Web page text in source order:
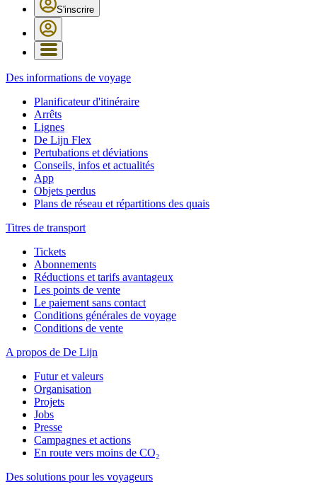
S'inscrire
Des informations de voyage
Planificateur d'itinéraire
Arrêts
Lignes
De Lijn Flex
Pertubations et déviations
Conseils, infos et actualités
App
Objets perdus
Plans de réseau et répartitions des quais
Titres de transport
Tickets
Abonnements
Réductions et tarifs avantageux
Les points de vente
Le paiement sans contact
Conditions générales de voyage
Conditions de vente
A propos de De Lijn
Futur et valeurs
Organisation
Projets
Jobs
Presse
Campagnes et actions
En route vers moins de CO₂
Des solutions pour les voyageurs